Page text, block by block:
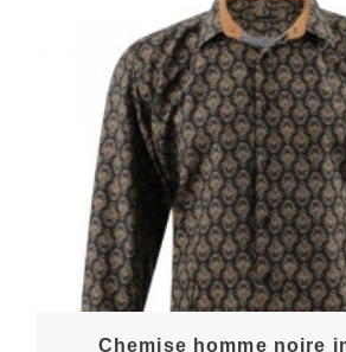
Chemise homme noire